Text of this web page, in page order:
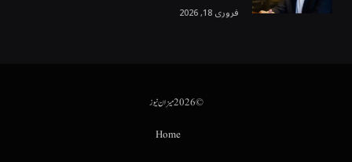
فروری 18, 2026
© 2026 میزان نیوز
Home